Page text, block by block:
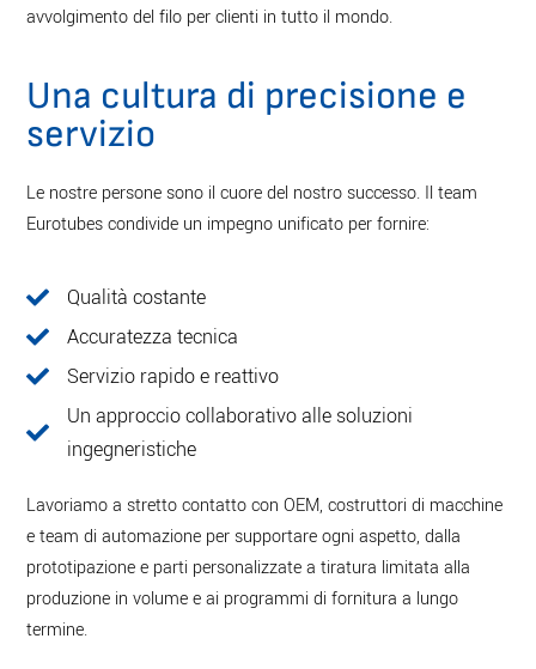
avvolgimento del filo per clienti in tutto il mondo.
Una cultura di precisione e
servizio
Le nostre persone sono il cuore del nostro successo. Il team
Eurotubes condivide un impegno unificato per fornire:
Qualità costante
Accuratezza tecnica
Servizio rapido e reattivo
Un approccio collaborativo alle soluzioni
ingegneristiche
Lavoriamo a stretto contatto con OEM, costruttori di macchine
e team di automazione per supportare ogni aspetto, dalla
prototipazione e parti personalizzate a tiratura limitata alla
produzione in volume e ai programmi di fornitura a lungo
termine.